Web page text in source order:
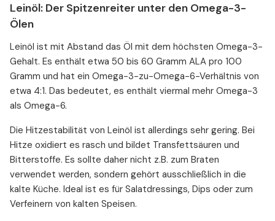
Leinöl: Der Spitzenreiter unter den Omega-3-
Ölen
Leinöl ist mit Abstand das Öl mit dem höchsten Omega-3-
Gehalt. Es enthält etwa 50 bis 60 Gramm ALA pro 100
Gramm und hat ein Omega-3-zu-Omega-6-Verhältnis von
etwa 4:1. Das bedeutet, es enthält viermal mehr Omega-3
als Omega-6.
Die Hitzestabilität von Leinöl ist allerdings sehr gering. Bei
Hitze oxidiert es rasch und bildet Transfettsäuren und
Bitterstoffe. Es sollte daher nicht z.B. zum Braten
verwendet werden, sondern gehört ausschließlich in die
kalte Küche. Ideal ist es für Salatdressings, Dips oder zum
Verfeinern von kalten Speisen.